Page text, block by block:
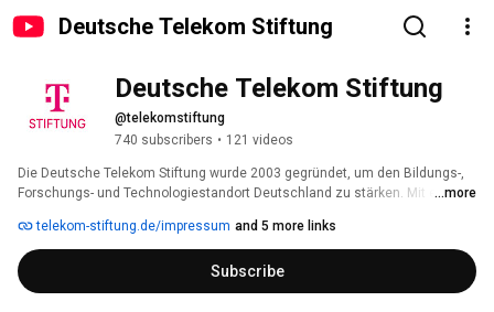
Deutsche Telekom Stiftung
Deutsche Telekom Stiftung
@telekomstiftung
740 subscribers • 121 videos
Die Deutsche Telekom Stiftung wurde 2003 gegründet, um den Bildungs-,
Forschungs- und Technologiestandort Deutschland zu stärken. Mit einem
Unternehmensstiftungen in Deutschland. Die Stiftung unterstützt gezielt
Projekte, die sich an Kinder und Jugendliche im Alter von 10 bis 16 Jahren
richten und sich mit Themen aus dem mathematisch-
naturwissenschaftlich-technischen Umfeld beschäftigen.
...more
telekom-stiftung.de/impressum and 5 more links
Subscribe